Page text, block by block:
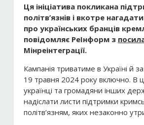
Ця ініціатива покликана
політв’язнів і вкотре
про українських бранців
повідомляє РеІнформ з
Мінреінтеграції.
Кампанія триватиме в Україні й
19 травня 2024 року включно. В
українці та громадяни інших
надіслати листи підтримки
політв’язням, яких незаконно